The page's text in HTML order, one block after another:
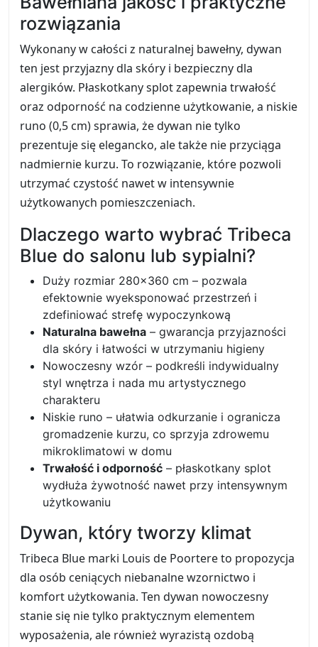
rozwiązania
Wykonany w całości z naturalnej bawełny, dywan
ten jest przyjazny dla skóry i bezpieczny dla
alergików. Płaskotkany splot zapewnia trwałość
oraz odporność na codzienne użytkowanie, a niskie
runo (0,5 cm) sprawia, że dywan nie tylko
prezentuje się elegancko, ale także nie przyciąga
nadmiernie kurzu. To rozwiązanie, które pozwoli
utrzymać czystość nawet w intensywnie
użytkowanych pomieszczeniach.
Dlaczego warto wybrać Tribeca
Blue do salonu lub sypialni?
Duży rozmiar 280x360 cm – pozwala
efektownie wyeksponować przestrzeń i
zdefiniować strefę wypoczynkową
Naturalna bawełna – gwarancja przyjazności
dla skóry i łatwości w utrzymaniu higieny
Nowoczesny wzór – podkreśli indywidualny
styl wnętrza i nada mu artystycznego
charakteru
Niskie runo – ułatwia odkurzanie i ogranicza
gromadzenie kurzu, co sprzyja zdrowemu
mikroklimatowi w domu
Trwałość i odporność – płaskotkany splot
wydłuża żywotność nawet przy intensywnym
użytkowaniu
Dywan, który tworzy klimat
Tribeca Blue marki Louis de Poortere to propozycja
dla osób ceniących niebanalne wzornictwo i
komfort użytkowania. Ten dywan nowoczesny
stanie się nie tylko praktycznym elementem
wyposażenia, ale również wyrazistą ozdobą